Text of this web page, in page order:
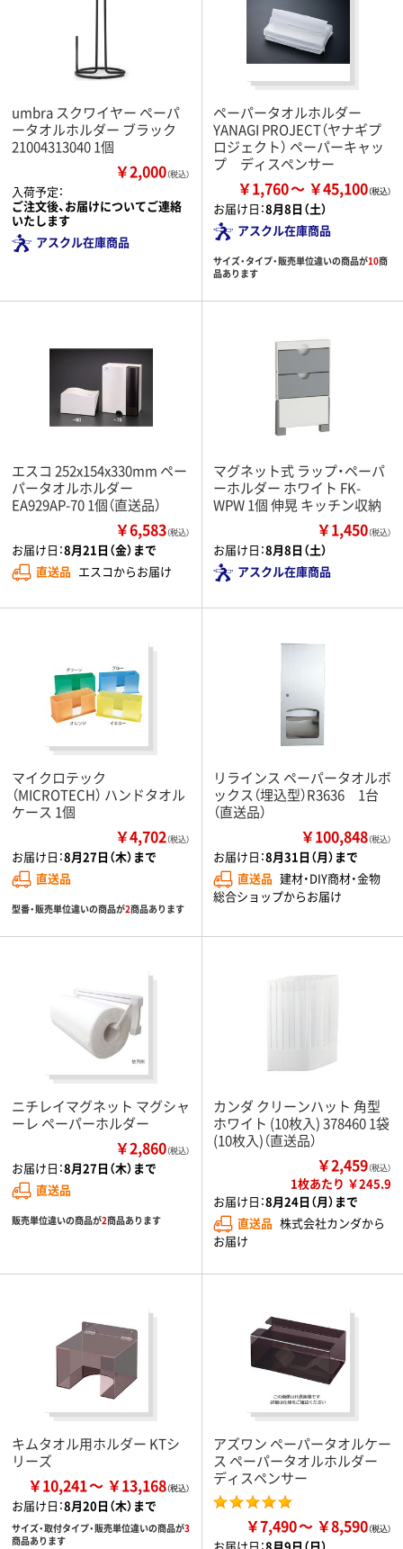
umbra スクワイヤー ペーパ
ータオルホルダー ブラック
21004313040 1個
￥2,000（税込）
入荷予定：
ご注文後、お届けについてご連絡
いたします
アスクル在庫商品
ペーパータオルホルダー
YANAGI PROJECT（ヤナギプ
ロジェクト） ペーパーキャッ
プ ディスペンサー
￥1,760 ￥45,100
お届け日：8月8日（土）
アスクル在庫商品
サイズ・タイプ・販売単位違いの商品が10商
品あります
エスコ 252x154x330mm ペー
パータオルホルダー
EA929AP-70 1個（直送品）
￥6,583（税込）
お届け日：8月21日（金）まで
直送品 エスコからお届け
マグネット式 ラップ・ペーパ
ーホルダー ホワイト FK-
WPW 1個 伸晃 キッチン収納
￥1,450（税込）
お届け日：8月8日（土）
アスクル在庫商品
マイクロテック
（MICROTECH） ハンドタオル
ケース 1個
￥4,702（税込）
お届け日：8月27日（木）まで
直送品
型番・販売単位違いの商品が2商品あります
リラインス ペーパータオルボ
ックス（埋込型）R3636 1台
（直送品）
￥100,848（税込）
お届け日：8月31日（月）まで
直送品 建材・DIY商材・金物
総合ショップからお届け
ニチレイマグネット マグシャ
ーレ ペーパーホルダー
￥2,860（税込）
お届け日：8月27日（木）まで
直送品
販売単位違いの商品が2商品あります
カンダ クリーンハット 角型
ホワイト (10枚入) 378460 1袋
(10枚入)（直送品）
￥2,459（税込）
1枚あたり ￥245.9
お届け日：8月24日（月）まで
直送品 株式会社カンダから
お届け
キムタオル用ホルダー KTシ
リーズ
￥10,241 ￥13,168
お届け日：8月20日（木）まで
サイズ・取付タイプ・販売単位違いの商品が3
商品あります
アズワン ペーパータオルケー
ス ペーパータオルホルダー
ディスペンサー
￥7,490 ￥8,590